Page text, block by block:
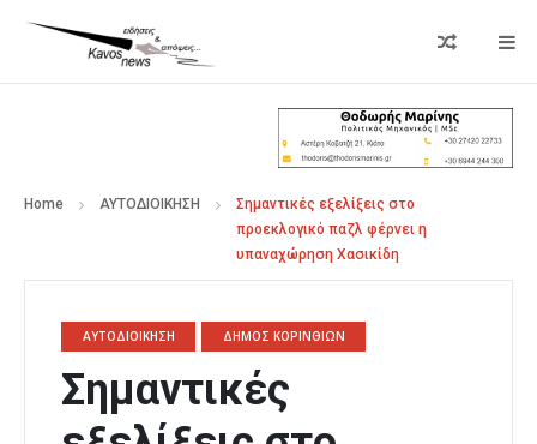
Home ΑΥΤΟΔΙΟΙΚΗΣΗ
Σημαντικές εξελίξεις στο
προεκλογικό παζλ φέρνει η
υπαναχώρηση Χασικίδη
ΑΥΤΟΔΙΟΙΚΗΣΗ ΔΗΜΟΣ ΚΟΡΙΝΘΙΩΝ
Σημαντικές